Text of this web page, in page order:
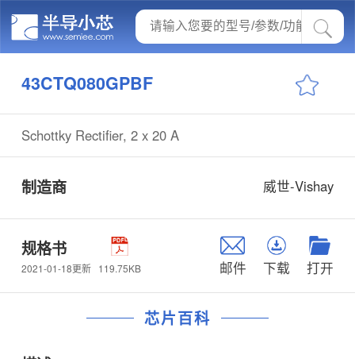
43CTQ080GPBF
Schottky Rectifier, 2 x 20 A
制造商 威世-Vishay
规格书
2021-01-18更新 119.75KB 邮件 下载 打开
芯片百科